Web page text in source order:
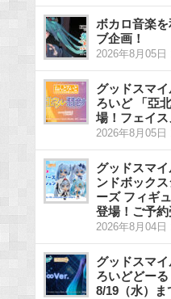
ボカロ音楽
ブ企画！
2026年8月05日
グッドスマ
ろいど 「亞
場！フェイス
2026年8月05日
グッドスマ
ンドボック
ーズ フィギ
登場！ご予約
2026年8月04日
グッドスマ
ろいどどー
8/19（水）ま